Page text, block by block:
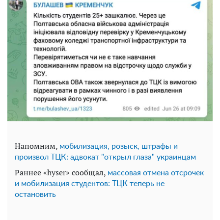
Напомним, мобилизация, розыск, штрафы и
произвол ТЦК: адвокат "открыл глаза" украинцам
Раннее «hyser» сообщал, массовая отмена отсрочек
и мобилизация студентов: ТЦК теперь не
остановить